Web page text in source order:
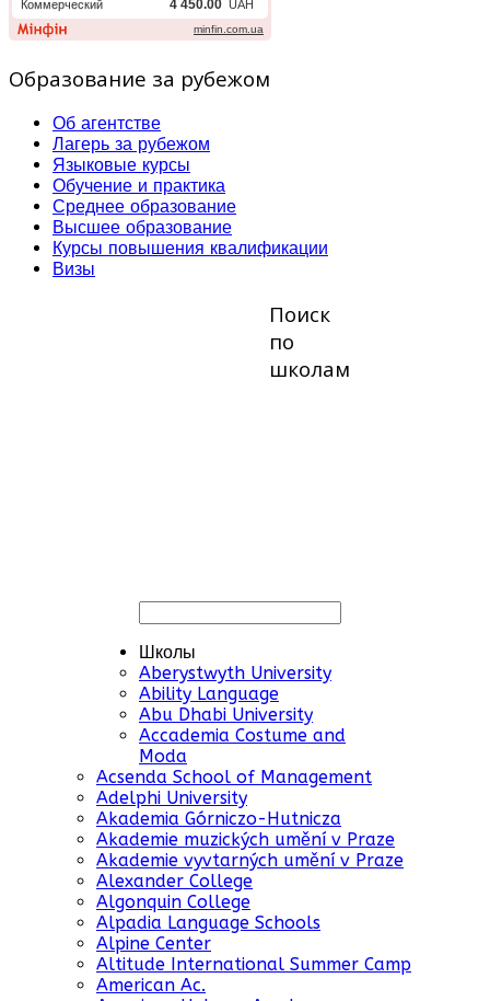
Образование за рубежом
Об агентстве
Лагерь за рубежом
Языковые курсы
Обучение и практика
Среднее образование
Высшее образование
Курсы повышения квалификации
Визы
Поиск
по
школам
Школы
Aberystwyth University
Ability Language
Abu Dhabi University
Accademia Costume and
Moda
Acsenda School of Management
Adelphi University
Akademia Górniczo-Hutnicza
Akademie muzických umění v Praze
Akademie vyvtarných umění v Praze
Alexander College
Algonquin College
Alpadia Language Schools
Alpine Center
Altitude International Summer Camp
American Ac.